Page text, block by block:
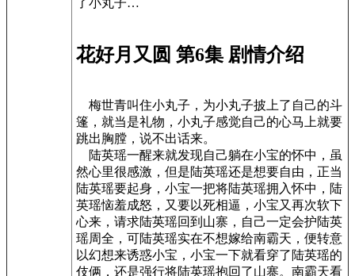
花好月又圆 第6集 剧情介绍
梅世青叫住小丸子，为小丸子披上了自己的斗
篷，就当是礼物，小丸子感觉自己的心马上就要
跳出胸膛，说不出话来。
陆英瑶一醒来就发现自己躺在小宝的怀中，虽
然心里很感激，但是陆英瑶还是想要自由，正当
陆英瑶要起身，小宝一把将陆英瑶拥入怀中，陆
英瑶恼羞成怒，又要以死相逼，小宝又再次软下
心来，请求陆英瑶回到山寨，自己一定会护陆英
瑶周全，可陆英瑶实在不想嫁给南霸天，便转意
以幻想来诱惑小宝，小宝一下就看穿了陆英瑶的
伎俩，还是强行将陆英瑶抱回了山寨。南霸天看